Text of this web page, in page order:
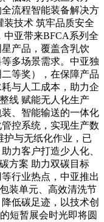
流程智能装备解决方
技术 筑牢品质安全
中亚带来BFCA系列全
产品，覆盖含乳饮
多场景需求。中亚独
等奖），在保障产品
与人工成本，助力企
线 赋能无人化生产
、智能输送的一体化
控系统，实现生产数
护与无纸化作业，已
力客户打造少人化、
方案 助力双碳目标
行业热点，中亚推出
装单元、高效清洗节
低碳足迹，以技术创
短暂展会时光即将圆